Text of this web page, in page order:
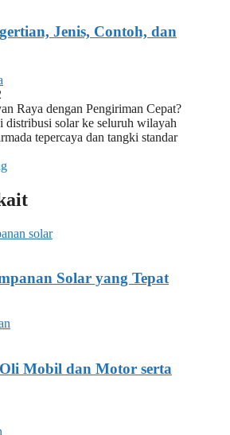
Jenis, Contoh, dan
Raya dengan Pengiriman Cepat?
distribusi solar ke seluruh wilayah
tepercaya dan tangki standar
Solar yang Tepat
Mobil dan Motor serta